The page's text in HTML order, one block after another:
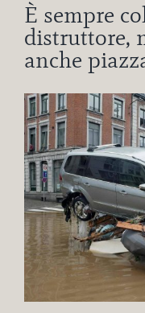
È sempre
distruttore,
anche
Ingrandisci
immagine